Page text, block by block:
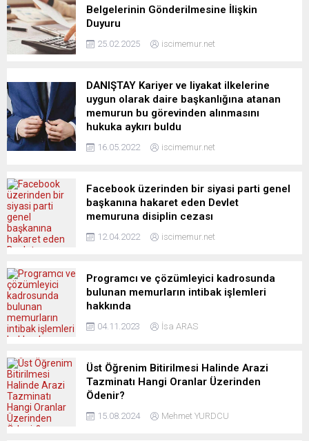
Belgelerinin Gönderilmesine İlişkin
Duyuru
25.02.2025 iscimemur.net
DANIŞTAY Kariyer ve liyakat ilkelerine
uygun olarak daire başkanlığına atanan
memurun bu görevinden alınmasını
hukuka aykırı buldu
16.05.2022 iscimemur.net
Facebook üzerinden bir siyasi parti genel
başkanına hakaret eden Devlet
memuruna disiplin cezası
12.04.2022 iscimemur.net
Programcı ve çözümleyici kadrosunda
bulunan memurların intibak işlemleri
hakkında
04.11.2023 İsa ARAS
Üst Öğrenim Bitirilmesi Halinde Arazi
Tazminatı Hangi Oranlar Üzerinden
Ödenir?
15.08.2024 Mehmet YURDCU